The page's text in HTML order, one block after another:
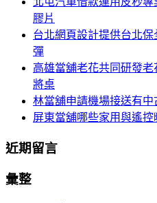
膠片
台北網頁設計提供台北
彈
高雄當舖老花共同研發
將桌
林當舖申請機場接送有
屏東當舖哪些家用與遙
近期留言
彙整